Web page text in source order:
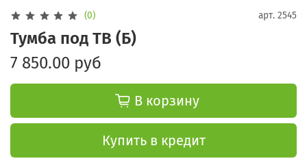
(0) арт. 2545
Тумба под ТВ (Б)
7 850.00 руб
В корзину
Купить в кредит